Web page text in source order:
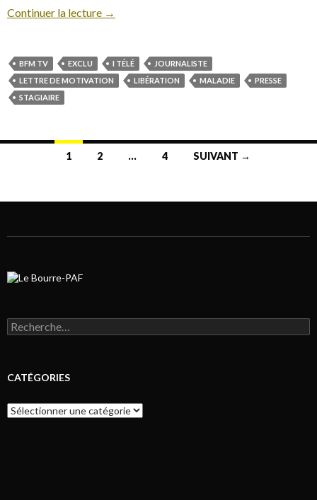
Continuer la lecture →
BFM TV EXCLU I TÉLÉ
JOURNALISTE
LETTRE DE MOTIVATION
LIBÉRATION MALADIE
PRESSE
STAGIAIRE
1 2 … 4 SUIVANT →
Rechercher :
CATÉGORIES
Catégories